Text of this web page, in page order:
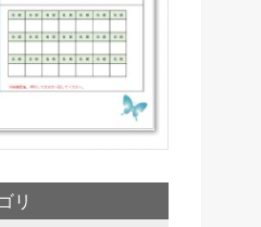
リ